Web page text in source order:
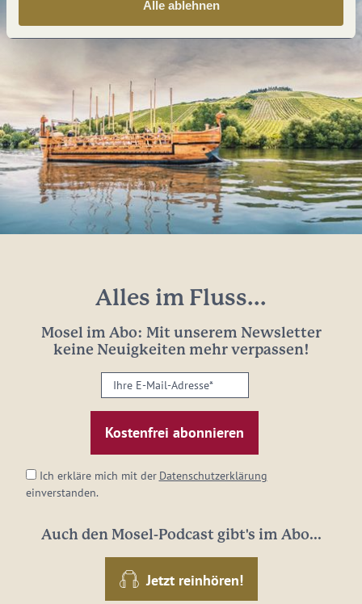
Alle ablehnen
Alles im Fluss...
Mosel im Abo: Mit unserem Newsletter
keine Neuigkeiten mehr verpassen!
Ihre
E-
Mail-
Adresse:
Ich erkläre mich mit der Datenschutzerklärung
einverstanden.
Auch den Mosel-Podcast gibt's im Abo...
Jetzt reinhören!